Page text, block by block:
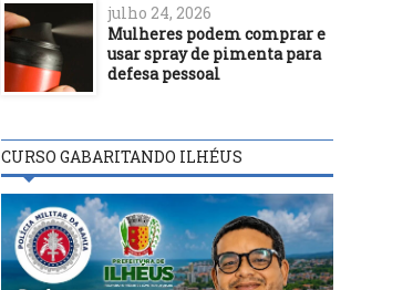
julho 24, 2026
Mulheres podem comprar e
usar spray de pimenta para
defesa pessoal
CURSO GABARITANDO ILHÉUS